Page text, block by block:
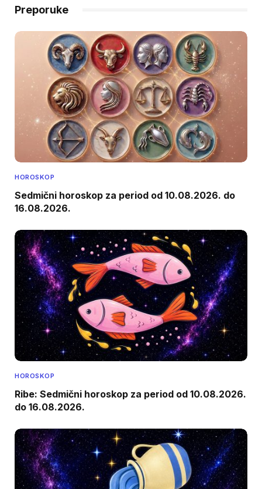
Preporuke
HOROSKOP
Sedmični horoskop za period od 10.08.2026. do
16.08.2026.
HOROSKOP
Ribe: Sedmični horoskop za period od 10.08.2026.
do 16.08.2026.